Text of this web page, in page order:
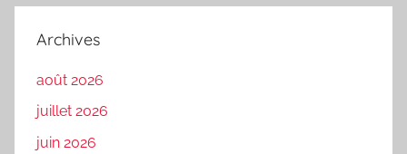
Archives
août 2026
juillet 2026
juin 2026